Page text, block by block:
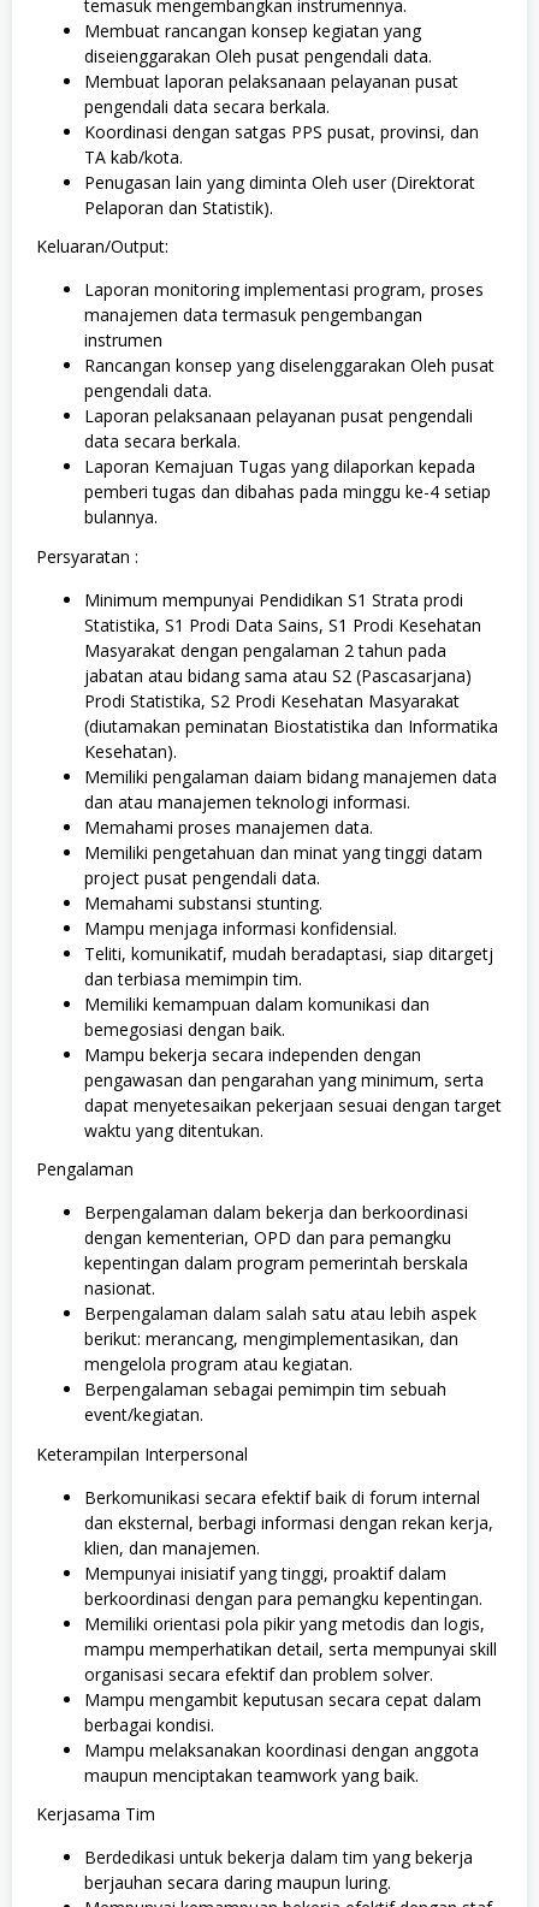
temasuk mengembangkan instrumennya.
Membuat rancangan konsep kegiatan yang
diseienggarakan Oleh pusat pengendali data.
Membuat laporan pelaksanaan pelayanan pusat
pengendali data secara berkala.
Koordinasi dengan satgas PPS pusat, provinsi, dan
TA kab/kota.
Penugasan lain yang diminta Oleh user (Direktorat
Pelaporan dan Statistik).
Keluaran/Output:
Laporan monitoring implementasi program, proses
manajemen data termasuk pengembangan
instrumen
Rancangan konsep yang diselenggarakan Oleh pusat
pengendali data.
Laporan pelaksanaan pelayanan pusat pengendali
data secara berkala.
Laporan Kemajuan Tugas yang dilaporkan kepada
pemberi tugas dan dibahas pada minggu ke-4 setiap
bulannya.
Persyaratan :
Minimum mempunyai Pendidikan S1 Strata prodi
Statistika, S1 Prodi Data Sains, S1 Prodi Kesehatan
Masyarakat dengan pengalaman 2 tahun pada
jabatan atau bidang sama atau S2 (Pascasarjana)
Prodi Statistika, S2 Prodi Kesehatan Masyarakat
(diutamakan peminatan Biostatistika dan Informatika
Kesehatan).
Memiliki pengalaman daiam bidang manajemen data
dan atau manajemen teknologi informasi.
Memahami proses manajemen data.
Memiliki pengetahuan dan minat yang tinggi datam
project pusat pengendali data.
Memahami substansi stunting.
Mampu menjaga informasi konfidensial.
Teliti, komunikatif, mudah beradaptasi, siap ditargetj
dan terbiasa memimpin tim.
Memiliki kemampuan dalam komunikasi dan
bemegosiasi dengan baik.
Mampu bekerja secara independen dengan
pengawasan dan pengarahan yang minimum, serta
dapat menyetesaikan pekerjaan sesuai dengan target
waktu yang ditentukan.
Pengalaman
Berpengalaman dalam bekerja dan berkoordinasi
dengan kementerian, OPD dan para pemangku
kepentingan dalam program pemerintah berskala
nasionat.
Berpengalaman dalam salah satu atau lebih aspek
berikut: merancang, mengimplementasikan, dan
mengelola program atau kegiatan.
Berpengalaman sebagai pemimpin tim sebuah
event/kegiatan.
Keterampilan Interpersonal
Berkomunikasi secara efektif baik di forum internal
dan eksternal, berbagi informasi dengan rekan kerja,
klien, dan manajemen.
Mempunyai inisiatif yang tinggi, proaktif dalam
berkoordinasi dengan para pemangku kepentingan.
Memiliki orientasi pola pikir yang metodis dan logis,
mampu memperhatikan detail, serta mempunyai skill
organisasi secara efektif dan problem solver.
Mampu mengambit keputusan secara cepat dalam
berbagai kondisi.
Mampu melaksanakan koordinasi dengan anggota
maupun menciptakan teamwork yang baik.
Kerjasama Tim
Berdedikasi untuk bekerja dalam tim yang bekerja
berjauhan secara daring maupun luring.